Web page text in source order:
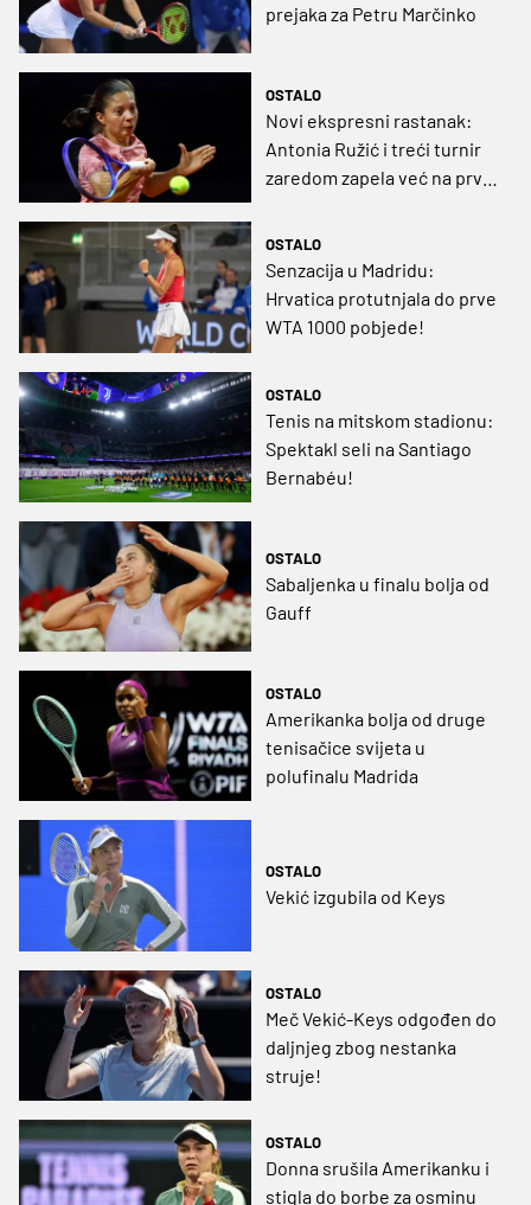
prejaka za Petru Marčinko
OSTALO
Novi ekspresni rastanak:
Antonia Ružić i treći turnir
zaredom zapela već na prvoj
OSTALO
Senzacija u Madridu:
Hrvatica protutnjala do prve
WTA 1000 pobjede!
OSTALO
Tenis na mitskom stadionu:
Spektakl seli na Santiago
Bernabéu!
OSTALO
Sabaljenka u finalu bolja od
Gauff
OSTALO
Amerikanka bolja od druge
tenisačice svijeta u
polufinalu Madrida
OSTALO
Vekić izgubila od Keys
OSTALO
Meč Vekić-Keys odgođen do
daljnjeg zbog nestanka
struje!
OSTALO
Donna srušila Amerikanku i
stigla do borbe za osminu